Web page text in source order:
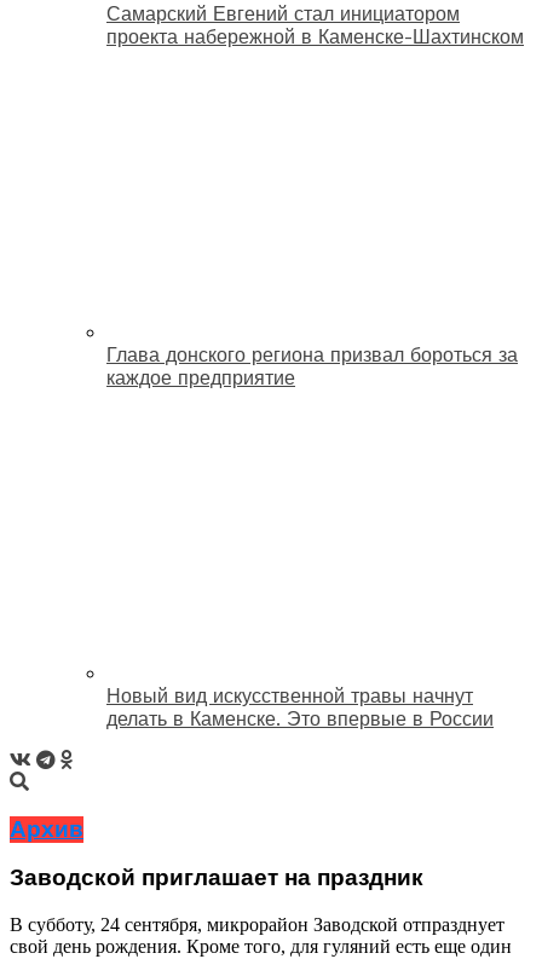
Самарский Евгений стал инициатором
проекта набережной в Каменске-Шахтинском
Глава донского региона призвал бороться за
каждое предприятие
Новый вид искусственной травы начнут
делать в Каменске. Это впервые в России
Архив
Заводской приглашает на праздник
В субботу, 24 сентября, микрорайон Заводской отпразднует
свой день рождения. Кроме того, для гуляний есть еще один